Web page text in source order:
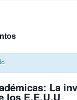
La
los E.E.U.U